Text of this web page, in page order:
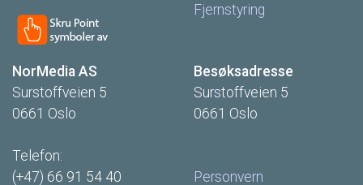
Fjernstyring
NorMedia AS
Surstoffveien 5
0661 Oslo
Telefon:
(+47) 66 91 54 40
Besøksadresse
Surstoffveien 5
0661 Oslo
Personvern